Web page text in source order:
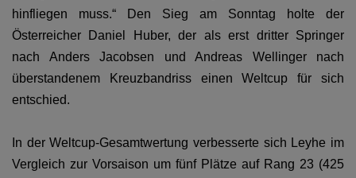
hinfliegen muss.“ Den Sieg am Sonntag holte der
Österreicher Daniel Huber, der als erst dritter Springer
nach Anders Jacobsen und Andreas Wellinger nach
überstandenem Kreuzbandriss einen Weltcup für sich
entschied.
In der Weltcup-Gesamtwertung verbesserte sich Leyhe im
Vergleich zur Vorsaison um fünf Plätze auf Rang 23 (425